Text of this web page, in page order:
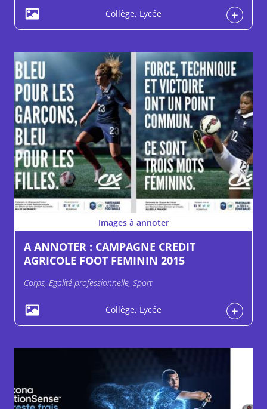
Collège, Lycée
Images à annoter
A ANNOTER : CAMPAGNE CREDIT
AGRICOLE FOOT FEMININ 2015
Corps, Egalité professionnelle, Sport
Collège, Lycée